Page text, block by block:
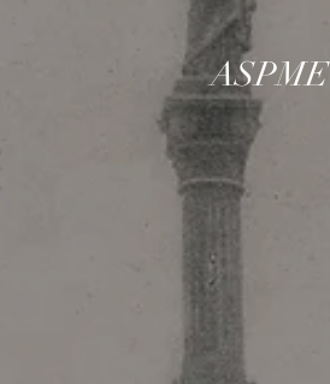
ASPME